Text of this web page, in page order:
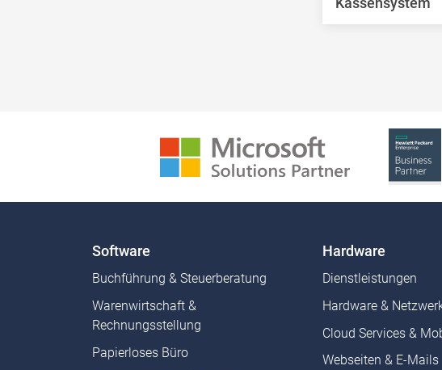
Kassensystem
Software
Buchführung & Steuerberatung
Warenwirtschaft &
Rechnungsstellung
Papierloses Büro
Hardware
Dienstleistungen
Hardware &
Cloud Services &
Webseiten & E-Mails